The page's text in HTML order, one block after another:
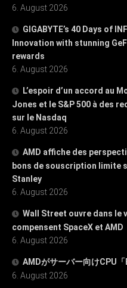
6. August 2026
GIGABYTE’s 40 Days of
Innovation with stunning
rewards
6. August 2026
L’espoir d’un accord au
Jones et le S&P 500 à des
sur le Nasdaq
6. August 2026
AMD affiche des
bons de souscription limite
Stanley
6. August 2026
Wall Street ouvre dans le
compensent SpaceX et AMD
6. August 2026
AMDがサーバー向けCPU
6. August 2026